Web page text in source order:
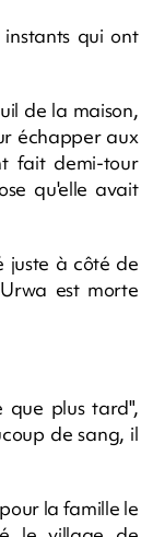
qui ont
de la maison,
échapper aux
fait demi-tour
qu'elle avait
juste à côté de
est morte
que plus tard",
de sang, il
la famille le